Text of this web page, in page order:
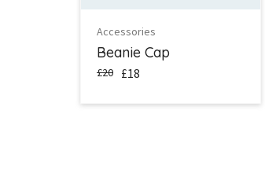
Accessories
Beanie Cap
£20 £18